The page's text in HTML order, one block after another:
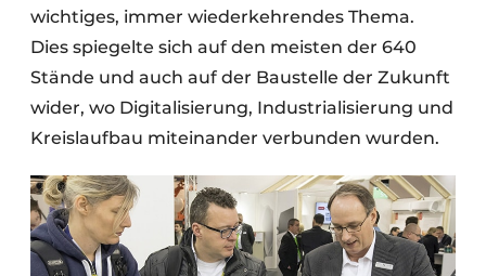
wichtiges, immer wiederkehrendes Thema.
Dies spiegelte sich auf den meisten der 640
Stände und auch auf der Baustelle der Zukunft
wider, wo Digitalisierung, Industrialisierung und
Kreislaufbau miteinander verbunden wurden.